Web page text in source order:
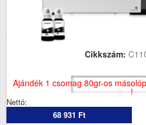
Cikkszám:
Ajándék 1 csomag 80gr-os
!
Nettó:
68 931 Ft